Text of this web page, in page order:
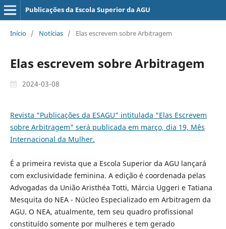
Publicações da Escola Superior da AGU
Início / Notícias / Elas escrevem sobre Arbitragem
Elas escrevem sobre Arbitragem
2024-03-08
Revista “Publicações da ESAGU” intitulada "Elas Escrevem
sobre Arbitragem" será publicada em março, dia 19, Mês
Internacional da Mulher.
É a primeira revista que a Escola Superior da AGU lançará
com exclusividade feminina. A edição é coordenada pelas
Advogadas da União Aristhéa Totti, Márcia Uggeri e Tatiana
Mesquita do NEA - Núcleo Especializado em Arbitragem da
AGU. O NEA, atualmente, tem seu quadro profissional
constituído somente por mulheres e tem gerado